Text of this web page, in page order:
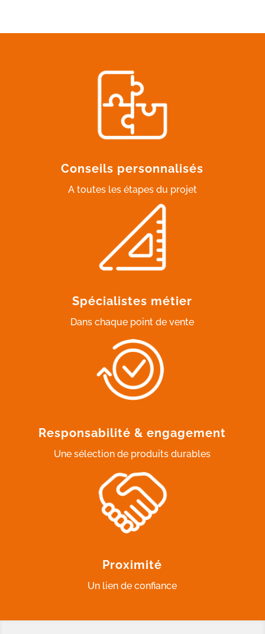
Conseils personnalisés
A toutes les étapes du projet
Spécialistes métier
Dans chaque point de vente
Responsabilité & engagement
Une sélection de produits durables
Proximité
Un lien de confiance